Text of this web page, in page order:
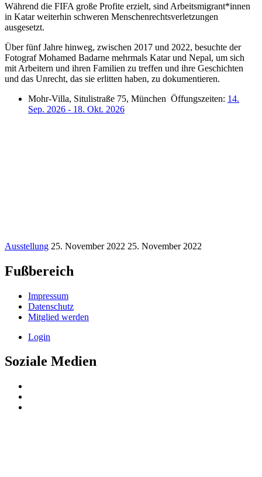
Während die FIFA große Profite erzielt, sind Arbeitsmigrant*innen
in Katar weiterhin schweren Menschenrechtsverletzungen
ausgesetzt.
Über fünf Jahre hinweg, zwischen 2017 und 2022, besuchte der
Fotograf Mohamed Badarne mehrmals Katar und Nepal, um sich
mit Arbeitern und ihren Familien zu treffen und ihre Geschichten
und das Unrecht, das sie erlitten haben, zu dokumentieren.
Mohr-Villa, Situlistraße 75, München Öffungszeiten: 14.
Sep. 2026 - 18. Okt. 2026
Ausstellung 25. November 2022 25. November 2022
Fußbereich
Impressum
Datenschutz
Mitglied werden
Login
Soziale Medien